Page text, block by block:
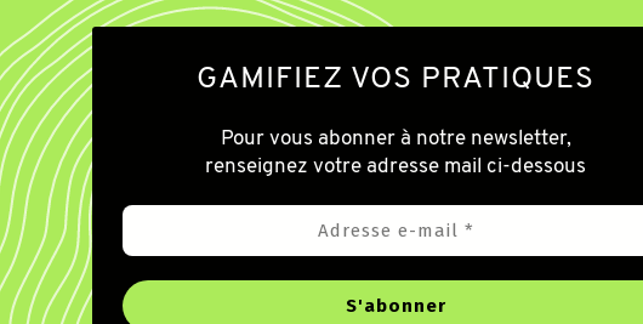
GAMIFIEZ VOS PRATIQUES
Pour vous abonner à notre newsletter,
renseignez votre adresse mail ci-dessous